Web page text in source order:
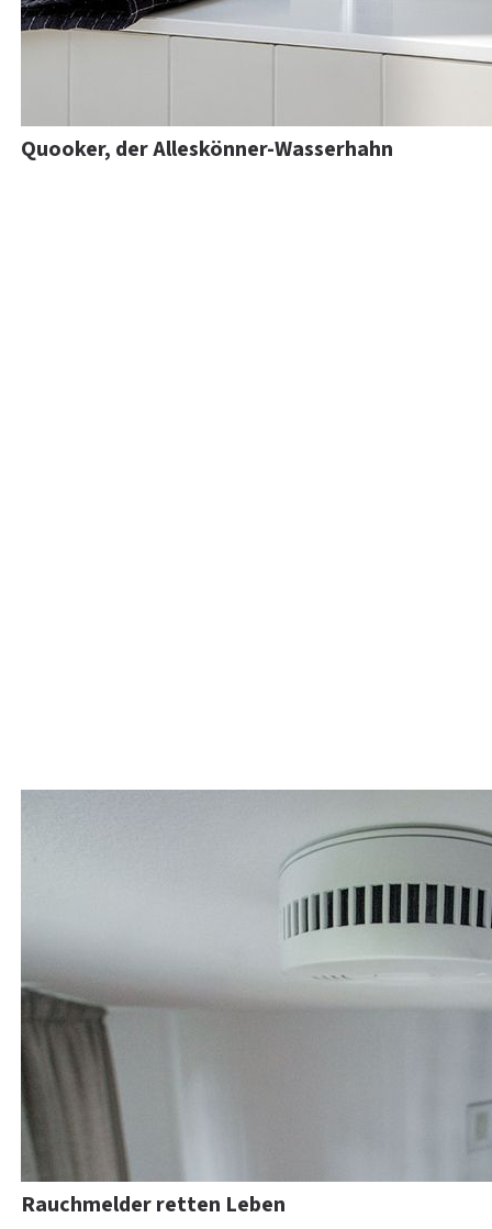
Quooker, der Alleskönner-Wasserhahn
Rauchmelder retten Leben